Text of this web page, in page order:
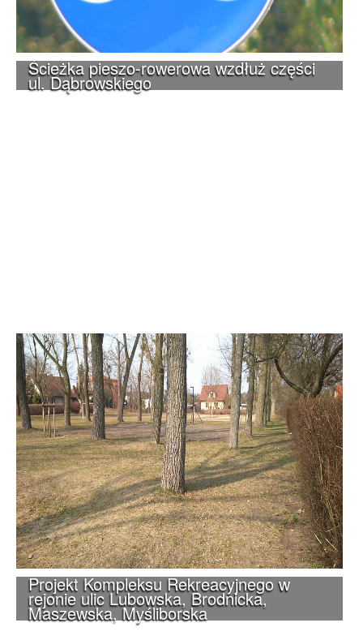
Ścieżka pieszo-rowerowa wzdłuż części
ul. Dąbrowskiego
Projekt Kompleksu Rekreacyjnego w
rejonie ulic Lubowska, Brodnicka,
Maszewska, Myśliborska